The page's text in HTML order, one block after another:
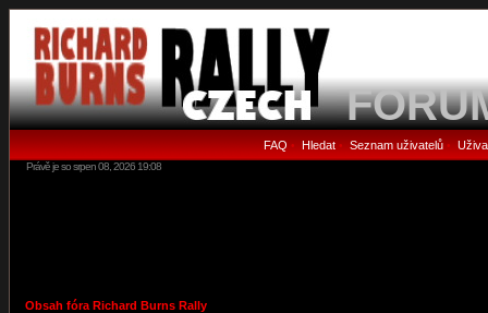
FAQ • Hledat• Seznam uživatelů•
Právě je so srpen 08, 2026 19:08
Obsah fóra Richard Burns Rally